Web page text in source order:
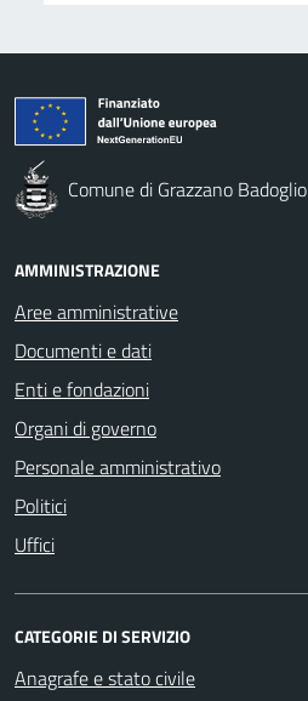
Comune di Grazzano Badoglio
AMMINISTRAZIONE
Aree amministrative
Documenti e dati
Enti e fondazioni
Organi di governo
Personale amministrativo
Politici
Uffici
CATEGORIE DI SERVIZIO
Anagrafe e stato civile